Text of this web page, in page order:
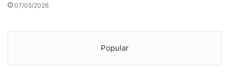
07/05/2026
Popular